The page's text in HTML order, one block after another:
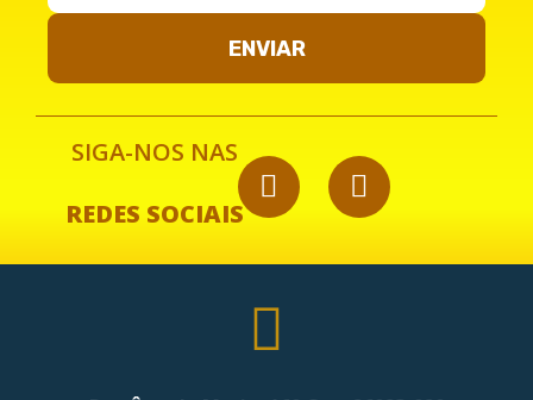
ENVIAR
SIGA-NOS NAS
REDES SOCIAIS